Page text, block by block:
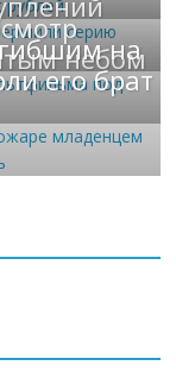
небом
на
его брат